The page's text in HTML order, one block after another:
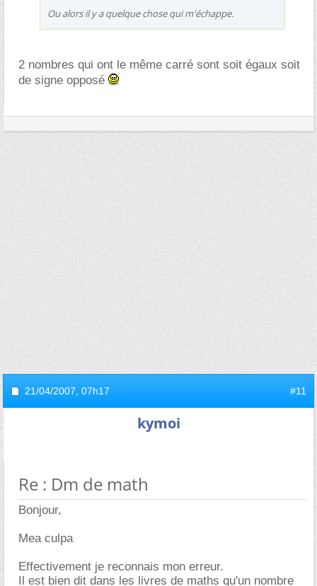
Ou alors il y a quelque chose qui m'échappe.
2 nombres qui ont le même carré sont soit égaux soit
de signe opposé
21/04/2007, 07h17 #11
kymoi
Re : Dm de math
Bonjour,
Mea culpa
Effectivement je reconnais mon erreur.
Il est bien dit dans les livres de maths qu'un nombre